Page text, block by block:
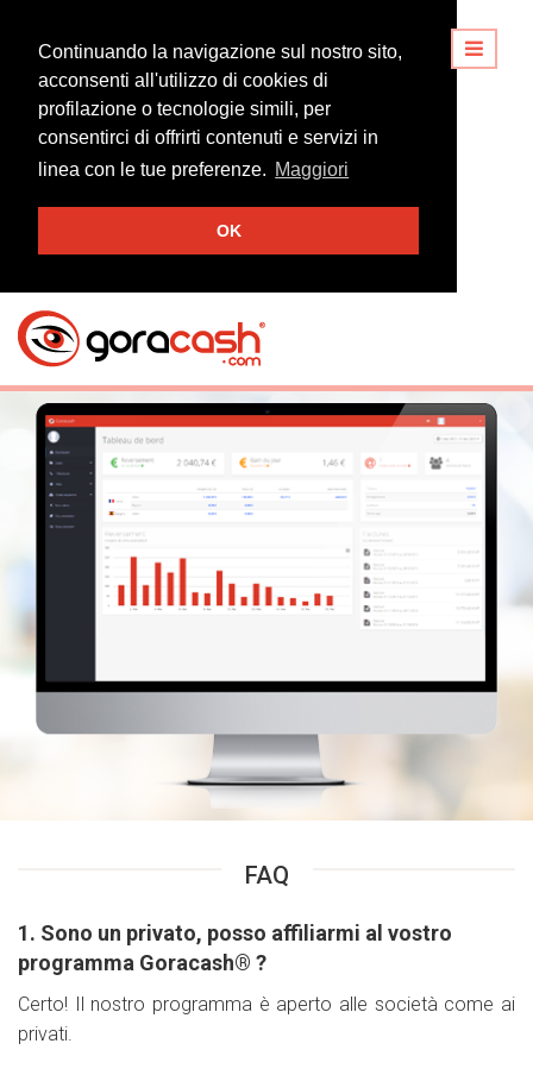
Continuando la navigazione sul nostro sito,
acconsenti all'utilizzo di cookies di
profilazione o tecnologie simili, per
consentirci di offrirti contenuti e servizi in
linea con le tue preferenze. Maggiori
OK
FAQ
1. Sono un privato, posso affiliarmi al vostro
programma Goracash® ?
Certo! Il nostro programma è aperto alle società come ai
privati.